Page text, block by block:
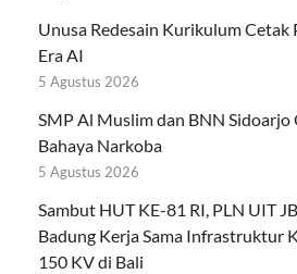
Unusa Redesain Kurikulum Cetak
Era AI
5 Agustus 2026
SMP Al Muslim dan BNN Sidoarjo
Bahaya Narkoba
5 Agustus 2026
Sambut HUT KE-81 RI, PLN UIT
Badung Kerja Sama Infrastruktur
150 KV di Bali